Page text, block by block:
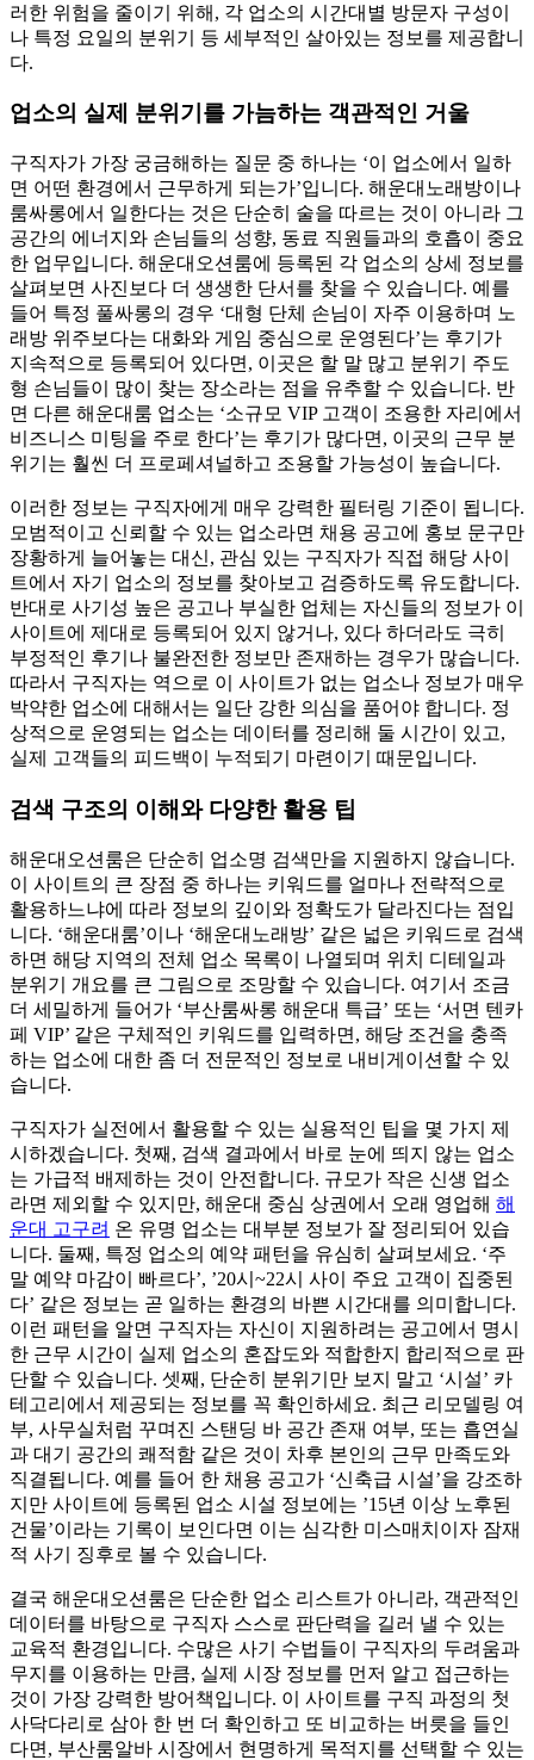
러한 위험을 줄이기 위해, 각 업소의 시간대별 방문자 구성이
나 특정 요일의 분위기 등 세부적인 살아있는 정보를 제공합니
다.
업소의 실제 분위기를 가늠하는 객관적인 거울
구직자가 가장 궁금해하는 질문 중 하나는 ‘이 업소에서 일하
면 어떤 환경에서 근무하게 되는가’입니다. 해운대노래방이나
룸싸롱에서 일한다는 것은 단순히 술을 따르는 것이 아니라 그
공간의 에너지와 손님들의 성향, 동료 직원들과의 호흡이 중요
한 업무입니다. 해운대오션룸에 등록된 각 업소의 상세 정보를
살펴보면 사진보다 더 생생한 단서를 찾을 수 있습니다. 예를
들어 특정 풀싸롱의 경우 ‘대형 단체 손님이 자주 이용하며 노
래방 위주보다는 대화와 게임 중심으로 운영된다’는 후기가
지속적으로 등록되어 있다면, 이곳은 할 말 많고 분위기 주도
형 손님들이 많이 찾는 장소라는 점을 유추할 수 있습니다. 반
면 다른 해운대룸 업소는 ‘소규모 VIP 고객이 조용한 자리에서
비즈니스 미팅을 주로 한다’는 후기가 많다면, 이곳의 근무 분
위기는 훨씬 더 프로페셔널하고 조용할 가능성이 높습니다.
이러한 정보는 구직자에게 매우 강력한 필터링 기준이 됩니다.
모범적이고 신뢰할 수 있는 업소라면 채용 공고에 홍보 문구만
장황하게 늘어놓는 대신, 관심 있는 구직자가 직접 해당 사이
트에서 자기 업소의 정보를 찾아보고 검증하도록 유도합니다.
반대로 사기성 높은 공고나 부실한 업체는 자신들의 정보가 이
사이트에 제대로 등록되어 있지 않거나, 있다 하더라도 극히
부정적인 후기나 불완전한 정보만 존재하는 경우가 많습니다.
따라서 구직자는 역으로 이 사이트가 없는 업소나 정보가 매우
박약한 업소에 대해서는 일단 강한 의심을 품어야 합니다. 정
상적으로 운영되는 업소는 데이터를 정리해 둘 시간이 있고,
실제 고객들의 피드백이 누적되기 마련이기 때문입니다.
검색 구조의 이해와 다양한 활용 팁
해운대오션룸은 단순히 업소명 검색만을 지원하지 않습니다.
이 사이트의 큰 장점 중 하나는 키워드를 얼마나 전략적으로
활용하느냐에 따라 정보의 깊이와 정확도가 달라진다는 점입
니다. ‘해운대룸’이나 ‘해운대노래방’ 같은 넓은 키워드로 검색
하면 해당 지역의 전체 업소 목록이 나열되며 위치 디테일과
분위기 개요를 큰 그림으로 조망할 수 있습니다. 여기서 조금
더 세밀하게 들어가 ‘부산룸싸롱 해운대 특급’ 또는 ‘서면 텐카
페 VIP’ 같은 구체적인 키워드를 입력하면, 해당 조건을 충족
하는 업소에 대한 좀 더 전문적인 정보로 내비게이션할 수 있
습니다.
구직자가 실전에서 활용할 수 있는 실용적인 팁을 몇 가지 제
시하겠습니다. 첫째, 검색 결과에서 바로 눈에 띄지 않는 업소
는 가급적 배제하는 것이 안전합니다. 규모가 작은 신생 업소
라면 제외할 수 있지만, 해운대 중심 상권에서 오래 영업해 해
운대 고구려 온 유명 업소는 대부분 정보가 잘 정리되어 있습
니다. 둘째, 특정 업소의 예약 패턴을 유심히 살펴보세요. ‘주
말 예약 마감이 빠르다’, ’20시~22시 사이 주요 고객이 집중된
다’ 같은 정보는 곧 일하는 환경의 바쁜 시간대를 의미합니다.
이런 패턴을 알면 구직자는 자신이 지원하려는 공고에서 명시
한 근무 시간이 실제 업소의 혼잡도와 적합한지 합리적으로 판
단할 수 있습니다. 셋째, 단순히 분위기만 보지 말고 ‘시설’ 카
테고리에서 제공되는 정보를 꼭 확인하세요. 최근 리모델링 여
부, 사무실처럼 꾸며진 스탠딩 바 공간 존재 여부, 또는 흡연실
과 대기 공간의 쾌적함 같은 것이 차후 본인의 근무 만족도와
직결됩니다. 예를 들어 한 채용 공고가 ‘신축급 시설’을 강조하
지만 사이트에 등록된 업소 시설 정보에는 ’15년 이상 노후된
건물’이라는 기록이 보인다면 이는 심각한 미스매치이자 잠재
적 사기 징후로 볼 수 있습니다.
결국 해운대오션룸은 단순한 업소 리스트가 아니라, 객관적인
데이터를 바탕으로 구직자 스스로 판단력을 길러 낼 수 있는
교육적 환경입니다. 수많은 사기 수법들이 구직자의 두려움과
무지를 이용하는 만큼, 실제 시장 정보를 먼저 알고 접근하는
것이 가장 강력한 방어책입니다. 이 사이트를 구직 과정의 첫
사닥다리로 삼아 한 번 더 확인하고 또 비교하는 버릇을 들인
다면, 부산룸알바 시장에서 현명하게 목적지를 선택할 수 있는